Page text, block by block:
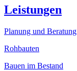
Leistungen
Planung und Beratung
Rohbauten
Bauen im Bestand